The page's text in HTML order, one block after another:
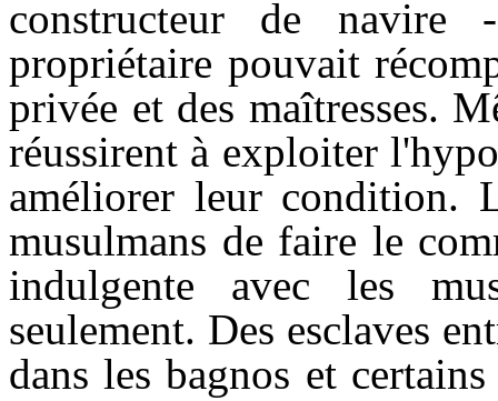
constructeur de navire
propriétaire pouvait
privée et des maîtresses.
réussirent à exploiter
améliorer leur condition.
musulmans de faire le
indulgente avec les
seulement. Des esclaves
dans les bagnos et